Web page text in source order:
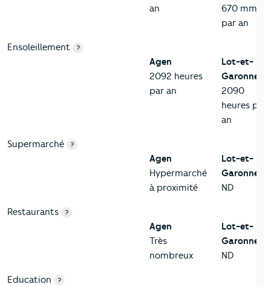
an
670 mm
par an
Ensoleillement ?
Agen
2092 heures
par an
Lot-et-
Garonne
2090
heures par
an
Supermarché ?
Agen
Hypermarché
à proximité
Lot-et-
Garonne
ND
Restaurants ?
Agen
Très
nombreux
Lot-et-
Garonne
ND
Education ?